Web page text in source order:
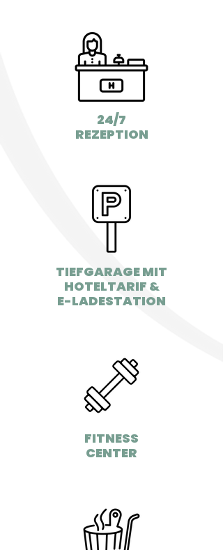
24/7
REZEPTION
TIEFGARAGE MIT
HOTELTARIF &
E-LADESTATION
FITNESS
CENTER